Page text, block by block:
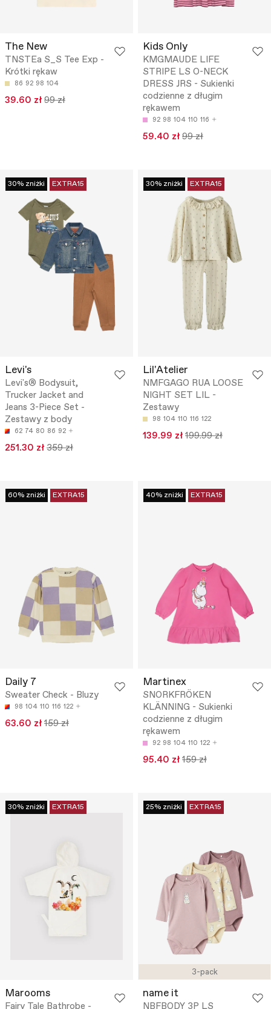
The New
TNSTEa S_S Tee Exp -
Krótki rękaw
86 92 98 104
39.60 zł 99 zł
Kids Only
KMGMAUDE LIFE
STRIPE LS O-NECK
DRESS JRS - Sukienki
codzienne z długim
rękawem
92 98 104 110 116
59.40 zł 99 zł
30% zniżki EXTRA15
Levi's
Levi's® Bodysuit,
Trucker Jacket and
Jeans 3-Piece Set -
Zestawy z body
62 74 80 86 92
251.30 zł 359 zł
30% zniżki EXTRA15
Lil'Atelier
NMFGAGO RUA LOOSE
NIGHT SET LIL -
Zestawy
98 104 110 116 122
139.99 zł 199.99 zł
60% zniżki EXTRA15
Daily 7
Sweater Check - Bluzy
98 104 110 116 122
63.60 zł 159 zł
40% zniżki EXTRA15
Martinex
SNORKFRÖKEN
KLÄNNING - Sukienki
codzienne z długim
rękawem
92 98 104 110 122
95.40 zł 159 zł
30% zniżki EXTRA15
Marooms
Fairy Tale Bathrobe -
3-pack
25% zniżki EXTRA15
name it
NBFBODY 3P LS